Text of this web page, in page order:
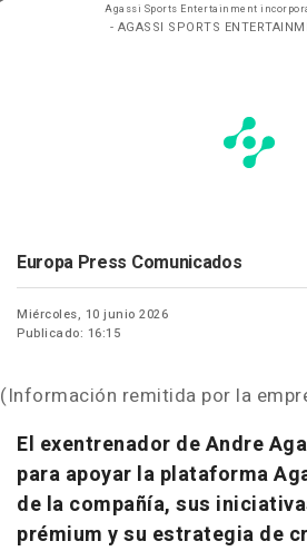
Agassi Sports Entertainment
- AGASSI SPORTS
Europa Press Comunicados
Miércoles, 10 junio 2026
Publicado: 16:15
(Información remitida por la
El exentrenador de Andre
para apoyar la plataforma
de la compañía, sus
prémium y su estrategia de